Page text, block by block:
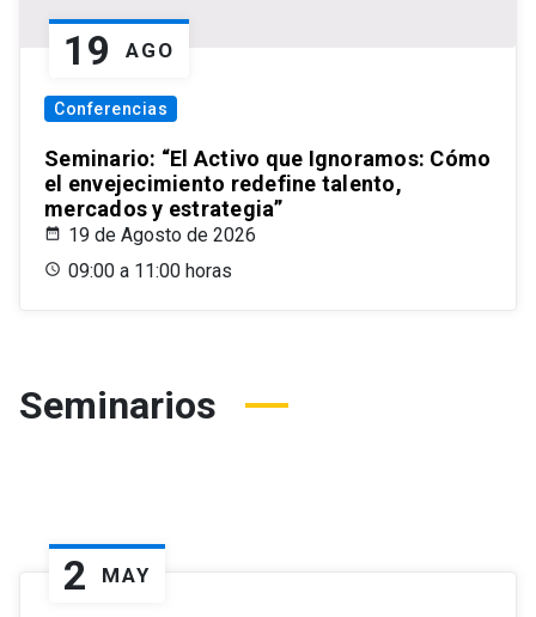
19 AGO
Conferencias
Seminario: “El Activo que Ignoramos: Cómo
el envejecimiento redefine talento,
mercados y estrategia”
19 de Agosto de 2026
09:00 a 11:00 horas
Seminarios
2 MAY